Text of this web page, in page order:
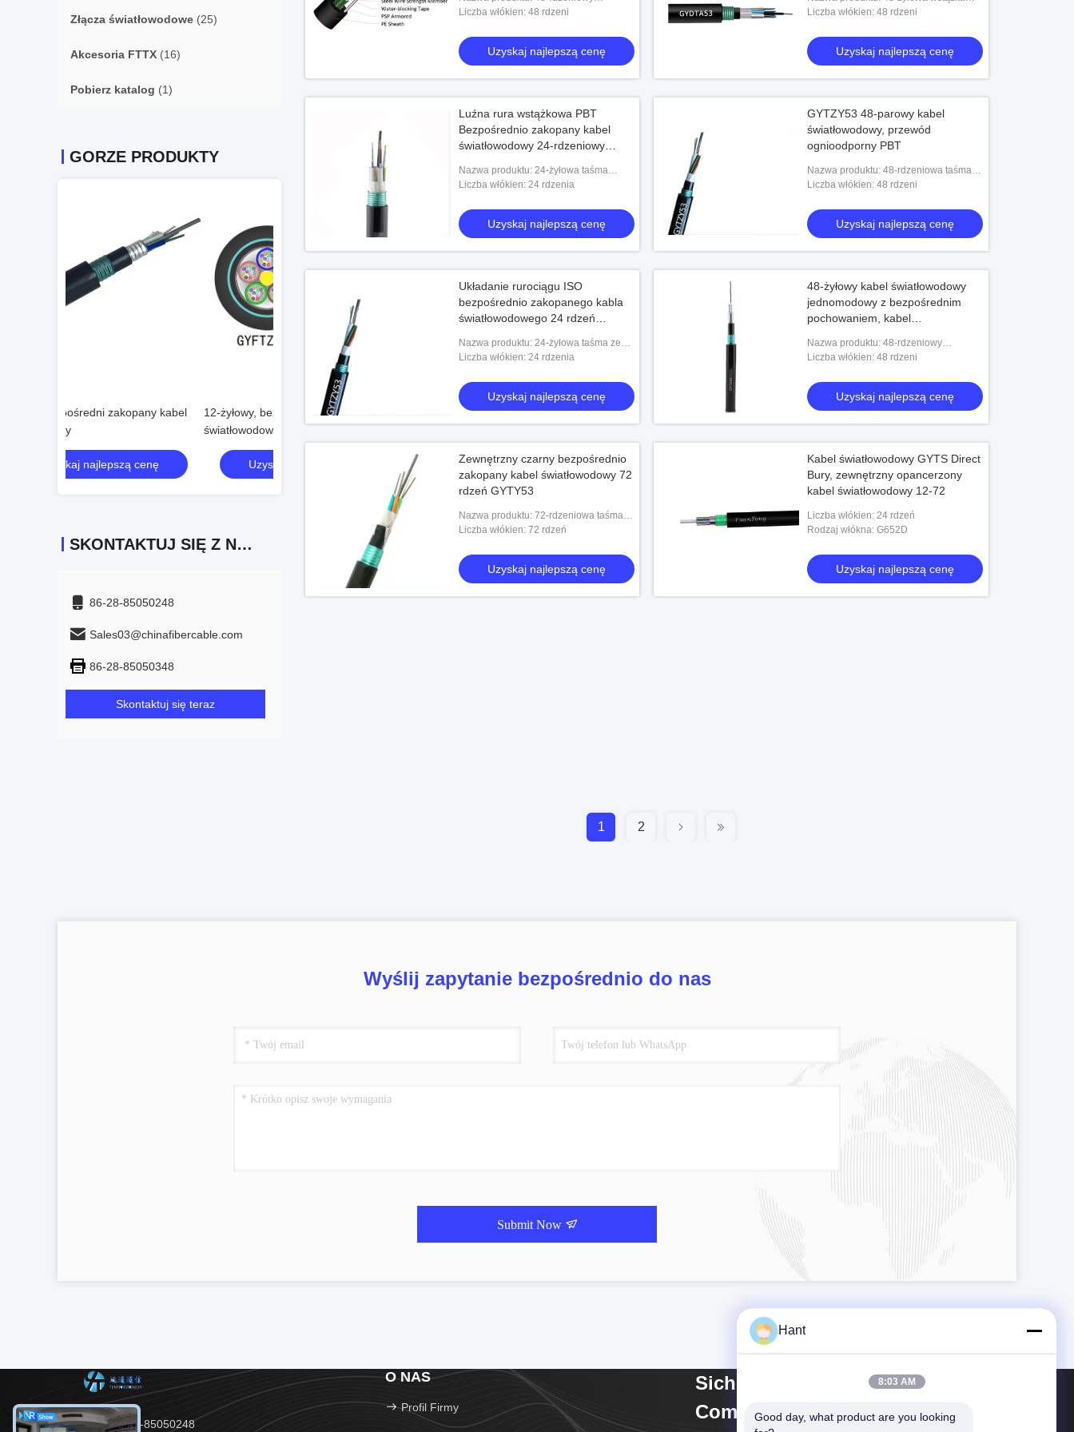
Złącza światłowodowe (25)
Akcesoria FTTX (16)
Pobierz katalog (1)
GORZE PRODUKTY
12-żyłowy, bezpośrednio zakopany kabel
światłowodowy
Uzyskaj najlepszą cenę
72-rdzeniowy kabel światłowodowy
Uzyskaj najlepszą cenę
SKONTAKTUJ SIĘ Z NAMI
86-28-85050248
Sales03@chinafibercable.com
86-28-85050348
Skontaktuj się teraz
równoległy drut stalowy Wzdłużna falista
światłowodowy
Liczba włókien: 48 rdzeni
Uzyskaj najlepszą cenę
światłowodowa Luźna tuba Powłoka
stalowa Opan
Liczba włókien: 48 rdzeni
Uzyskaj najlepszą cenę
Luźna rura wstążkowa PBT
Bezpośrednio zakopany kabel
światłowodowy 24-rdzeniowy
Nazwa produktu: 24-żyłowa taśma
światłowodowa Luźna tuba Powłoka
stalowa Opance
Liczba włókien: 24 rdzenia
Uzyskaj najlepszą cenę
GYTZY53 48-parowy kabel
światłowodowy, przewód
ognioodporny PBT
Nazwa produktu: 48-rdzeniowa taśma
ze stali falistej Opancerzona zewnętrzna
światłowodo
Liczba włókien: 48 rdzeni
Uzyskaj najlepszą cenę
Układanie rurociągu ISO
bezpośrednio zakopanego kabla
światłowodowego 24 rdzeń
Nazwa produktu: 24-żyłowa taśma ze
stali falistej Opancerzona zewnętrzna
światłowodowy
Liczba włókien: 24 rdzenia
Uzyskaj najlepszą cenę
48-żyłowy kabel światłowodowy
jednomodowy z bezpośrednim
pochowaniem, kabel
zewnątrz zakładu
Nazwa produktu: 48-rdzeniowy
aluminiowa osłona PE z falistej stalowej
światłow
Liczba włókien: 48 rdzeni
Uzyskaj najlepszą cenę
Zewnętrzny czarny bezpośrednio
zakopany kabel światłowodowy 72
rdzeń GYTY53
Nazwa produktu: 72-rdzeniowa taśma
ze stali falistej Opancerzona warstwa
kabel św
Liczba włókien: 72 rdzeń
Uzyskaj najlepszą cenę
Kabel światłowodowy GYTS Direct
Bury, zewnętrzny opancerzony
kabel światłowodowy 12-72
Liczba włókien: 24 rdzeń
Rodzaj włókna: G652D
Uzyskaj najlepszą cenę
1 2
Wyślij zapytanie bezpośrednio do nas
Submit Now
Tel：86-28-85050248
O NAS
Profil Firmy
Sichuan Yuantong
Communication Co., Ltd.
Hant
8:03 AM
Good day, what product are you looking